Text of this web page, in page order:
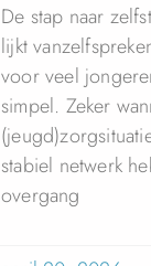
De stap naar
lijkt
voor veel
simpel. Zeker
stabiel netwerk
overgang